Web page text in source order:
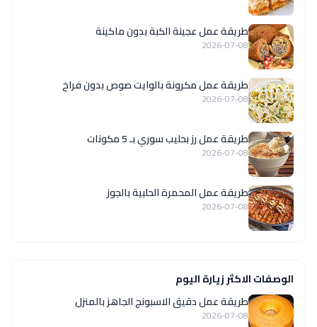
طريقة عمل عجينة الكبة بدون ماكينة
2026-07-08
طريقة عمل مكرونة بالوايت صوص بدون فراخ
2026-07-08
طريقة عمل رز بحليب سوري بـ 5 مكونات
2026-07-08
طريقة عمل المحمرة الحلبية بالجوز
2026-07-08
الوصفات الاكثر زيارة اليوم
طريقة عمل دقيق الاسبونج الجاهز بالمنزل
2026-07-08